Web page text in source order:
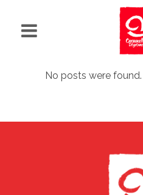
No posts were found.